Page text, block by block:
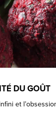
DU GOÛT
et